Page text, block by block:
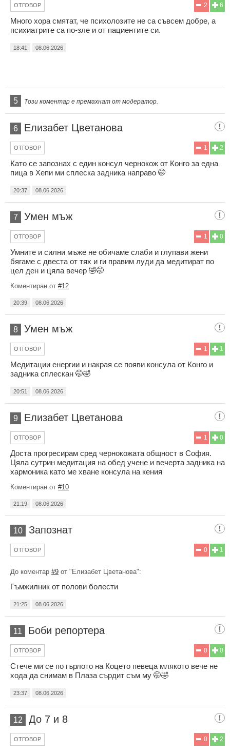
6
2
ОТГОВОР
Много хора смятат, че психолозите не са съвсем добре, а
психиатрите са по-зле и от пациентите си.
18:41 08.06.2026
5 Този коментар е премахнат от модератор.
6 Елизабет Цветанова
2
1
ОТГОВОР
Като се запознах с един консул чернокож от Конго за една
пица в Хепи ми сплеска задника направо 🤭
20:37 08.06.2026
7 Умен мъж
0
1
ОТГОВОР
Умните и силни мъже не обичаме слаби и глупави жени
бягаме с двеста от тях и ги правим луди да медитират по
цел ден и цяла вечер 🤣🤭
Коментиран от #12
20:39 08.06.2026
8 Умен мъж
1
1
ОТГОВОР
Медитации енергии и накрая се появи консула от Конго и
задника сплескан 🤭🤣
20:51 08.06.2026
9 Елизабет Цветанова
0
1
ОТГОВОР
Доста прогресирам сред чернокожата общност в София.
Цяла сутрин медитация на обед учене и вечерта задника на
хармоника като ме хване консула на кения
Коментиран от #10
21:19 08.06.2026
10 Запознат
1
0
ОТГОВОР
До коментар #9 от "Елизабет Цветанова":
Гъмжилник от полови болести
21:25 08.06.2026
11 Боби репортера
0
0
ОТГОВОР
Стече ми се по гърлото на Коцето певеца млякото вече не
хода да снимам в Плаза сърдит съм му 🤭🤣
23:37 08.06.2026
12 До 7 и 8
2
0
ОТГОВОР